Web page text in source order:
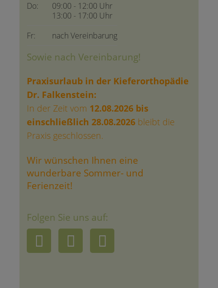
Do:
09:00 - 12:00 Uhr
13:00 - 17:00 Uhr
Fr:
nach Vereinbarung
Sowie nach Vereinbarung!
Praxisurlaub in der Kieferorthopädie
Dr. Falkenstein:
In der Zeit vom 12.08.2026 bis
einschließlich 28.08.2026 bleibt die
Praxis geschlossen.
Wir wünschen Ihnen eine
wunderbare Sommer- und
Ferienzeit!
Folgen Sie uns auf: